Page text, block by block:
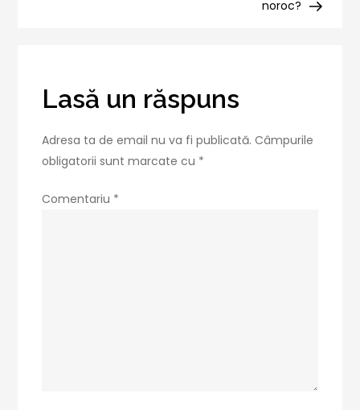
noroc?
Lasă un răspuns
Adresa ta de email nu va fi publicată. Câmpurile
obligatorii sunt marcate cu *
Comentariu *